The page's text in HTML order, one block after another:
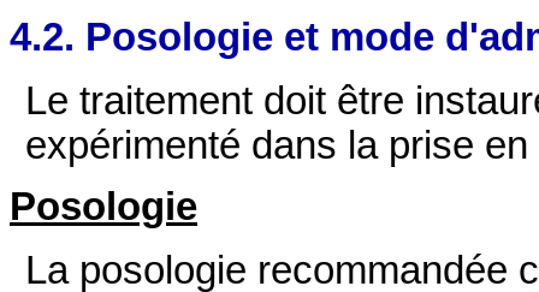
4.2. Posologie et mode
Le traitement doit être
expérimenté dans la prise
Posologie
La posologie recommandée